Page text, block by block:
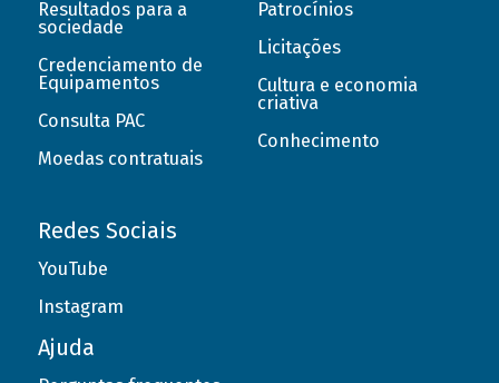
Resultados para a
sociedade
Credenciamento de
Equipamentos
Consulta PAC
Moedas contratuais
Patrocínios
Licitações
Cultura e economia
criativa
Conhecimento
Redes Sociais
YouTube
Instagram
Ajuda